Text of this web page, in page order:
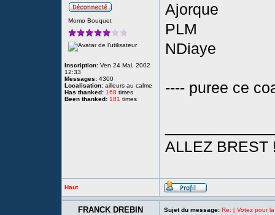
Momo Bouquet
Inscription: Ven 24 Mai, 2002
12:33
Messages: 4300
Localisation: ailleurs au calme
Has thanked: 168 times
Been thanked: 181 times
Ajorque
PLM
NDiaye
---- puree ce
ALLEZ BREST
Haut
FRANCK DREBIN Sujet du message: Re: [ Votez pour